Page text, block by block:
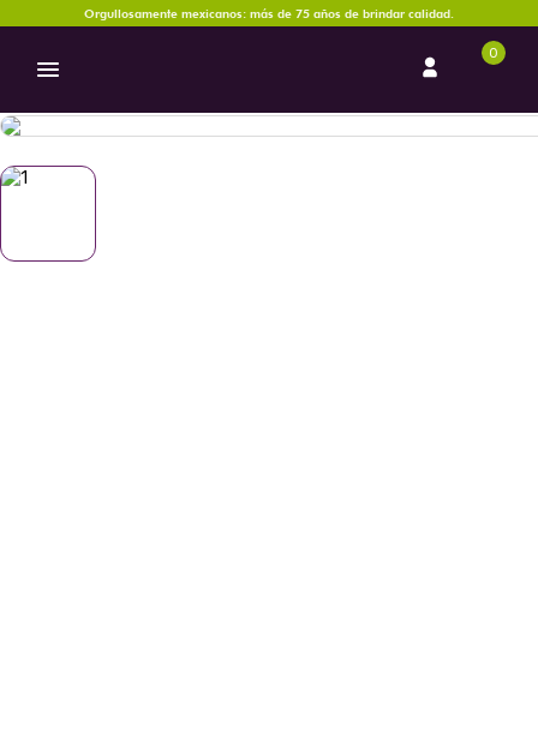
Orgullosamente mexicanos: más de 75 años de brindar calidad.
0